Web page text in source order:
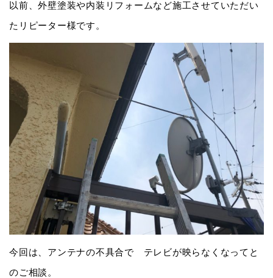
以前、外壁塗装や内装リフォームなど施工させていただい
たリピーター様です。
今回は、アンテナの不具合で テレビが映らなくなってと
のご相談。